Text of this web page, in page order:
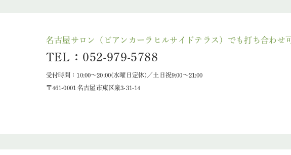
名古屋サロン（ビアンカーラヒルサイドテラス）でも打ち合わせ
TEL：052-979-5788
受付時間：10:00～20:00(水曜日定休)／土日祝9:00～21:00
〒461-0001 名古屋市東区泉3-31-14